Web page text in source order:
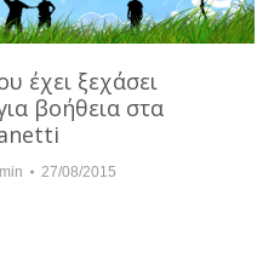
έχει ξεχάσει
βοήθεια στα
27/08/2015